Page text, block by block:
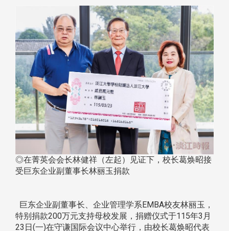
◎在菁英会会长林健祥（左起）见证下，校长葛焕昭接
受巨东企业副董事长林丽玉捐款
巨东企业副董事长、企业管理学系EMBA校友林丽玉，
特别捐款200万元支持母校发展，捐赠仪式于115年3月
23日(一)在守谦国际会议中心举行，由校长葛焕昭代表